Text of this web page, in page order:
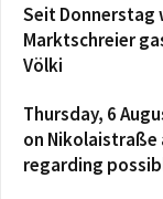
Seit Donnerstag
Marktschreier
Völki
Thursday, 6
on
regarding